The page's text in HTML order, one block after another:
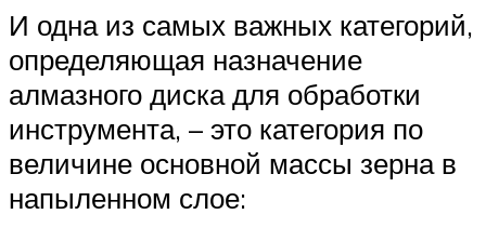
И одна из самых важных категорий,
определяющая назначение
алмазного диска для обработки
инструмента, – это категория по
величине основной массы зерна в
напыленном слое: